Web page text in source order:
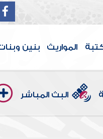
المواريث بنين
البث المباشر